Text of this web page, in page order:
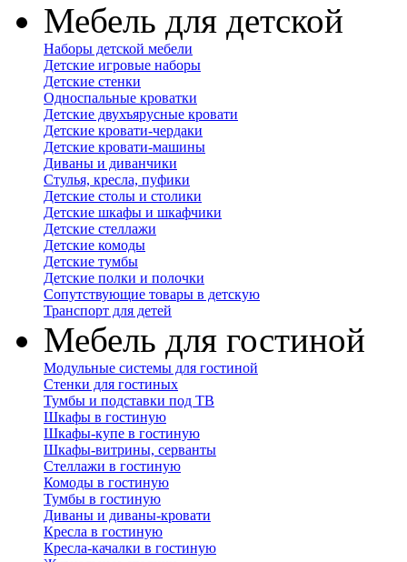
Мебель для детской
Наборы детской мебели
Детские игровые наборы
Детские стенки
Односпальные кроватки
Детские двухъярусные кровати
Детские кровати-чердаки
Детские кровати-машины
Диваны и диванчики
Стулья, кресла, пуфики
Детские столы и столики
Детские шкафы и шкафчики
Детские стеллажи
Детские комоды
Детские тумбы
Детские полки и полочки
Сопутствующие товары в детскую
Транспорт для детей
Мебель для гостиной
Модульные системы для гостиной
Стенки для гостиных
Тумбы и подставки под ТВ
Шкафы в гостиную
Шкафы-купе в гостиную
Шкафы-витрины, серванты
Стеллажи в гостиную
Комоды в гостиную
Тумбы в гостиную
Диваны и диваны-кровати
Кресла в гостиную
Кресла-качалки в гостиную